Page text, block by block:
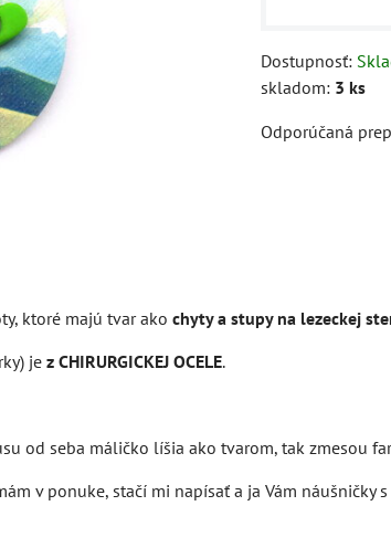
Dostupnosť:
skladom: 3 ks
ktoré majú tvar ako chyty a stupy na lezeckej
jez CHIRURGICKEJ OCELE.
od seba máličko líšia ako tvarom, tak zmesou
v ponuke, stačí mi napísať a ja Vám náušničky